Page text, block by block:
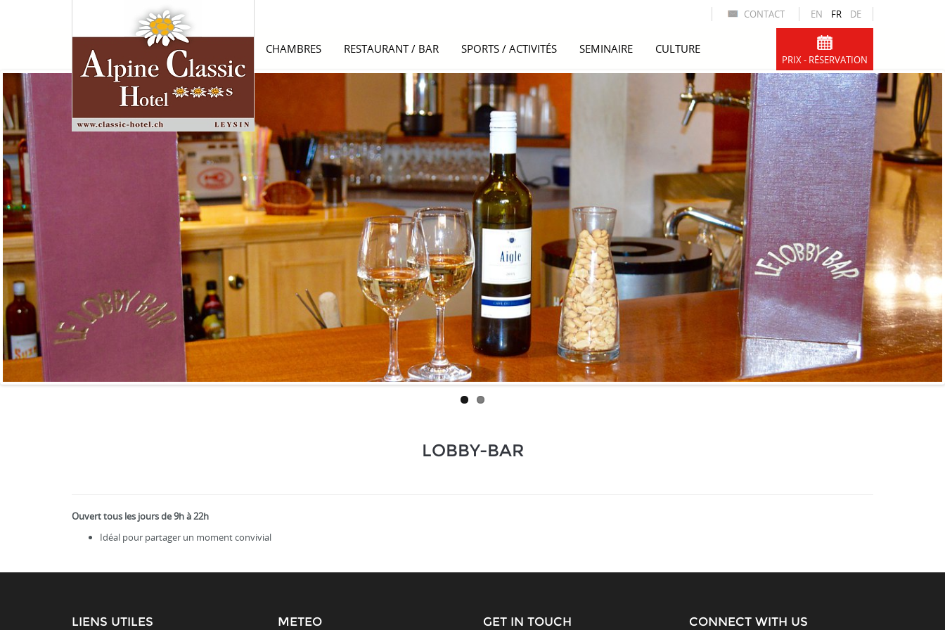
EN FR DE
CONTACT
CHAMBRES RESTAURANT / BAR SPORTS / ACTIVITÉS SEMINAIRE CULTURE
PRIX - RÉSERVATION
LOBBY-BAR
Ouvert tous les jours de 9h à 22h
Idéal pour partager un moment convivial
LIENS UTILES METEO GET IN TOUCH CONNECT WITH US